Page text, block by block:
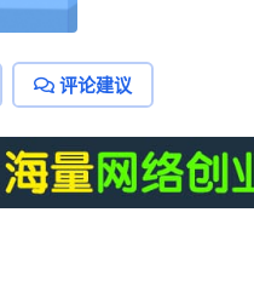
评论建议